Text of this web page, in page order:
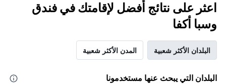
اعثر على نتائج أفضل لإقامتك في فندق
وسبا أكفا
البلدان الأكثر شعبية المدن الأكثر شعبية
البلدان التي يبحث عنها مستخدمونا